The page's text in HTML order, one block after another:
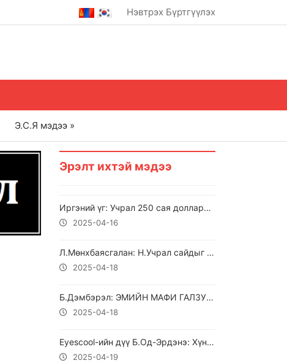
Нэвтрэх Бүртгүүлэх
Э.С.Я мэдээ »
Эрэлт ихтэй мэдээ
Иргэний үг: Учрал 250 сая долларыг яаж өгч авалцсан нотлох баримтаа гарга !!!
2025-04-16
Л.Мөнхбаясгалан: Н.Учрал сайдыг Улаанбадрах суманд хамт очихыг урьж байна
2025-04-18
Б.Дэмбэрэл: ЭМИЙН МАФИ ГАЛЗУУРААД БАЙГААРАЙ !!!
2025-04-18
Eyescool-ийн дүү Б.Од-Эрдэнэ: Хүний наймаа бололтой!
2025-04-19